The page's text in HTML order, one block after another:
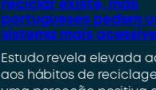
reciclar existe, mas
portugueses pedem
sistema mais
Estudo revela elevada
aos hábitos de